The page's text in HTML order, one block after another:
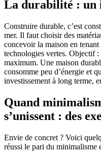
La durabilité : un
Construire durable, c’est
mer. Il faut choisir des
concevoir la maison en
technologies vertes. Objectif
maximum. Une maison
consomme peu d’énergie et
investissement à long terme,
Quand
s’unissent : des
Envie de concret ? Voici
réussi le pari du minimalisme